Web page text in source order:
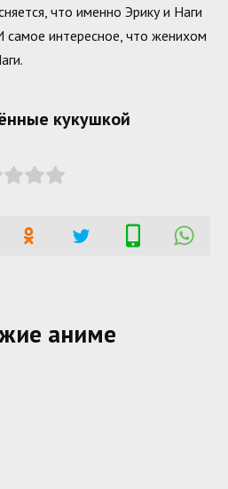
что именно Эрику и Наги
самое интересное, что женихом
кукушкой
аниме